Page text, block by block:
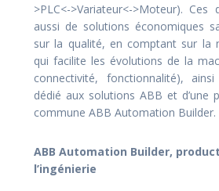
>PLC<->Variateur<->Moteur). Ces
aussi de solutions économiques
sur la qualité, en comptant sur la
qui facilite les évolutions de la
connectivité, fonctionnalité),
dédié aux solutions ABB et d’une
commune ABB Automation Builder.
ABB Automation Builder,
l’ingénierie